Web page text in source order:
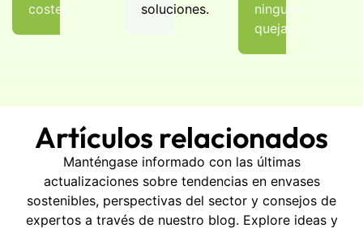
costes.
soluciones.
ninguna
queja.
Artículos relacionados
Manténgase informado con las últimas
actualizaciones sobre tendencias en envases
sostenibles, perspectivas del sector y consejos de
expertos a través de nuestro blog. Explore ideas y